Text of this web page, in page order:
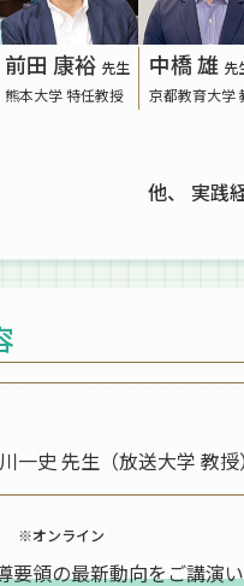
前田 康裕 先生
熊本大学 特任教授
中橋 雄 先
京都教育大学
他、 実践
一史 先生（放送大学 教授）
※オンライン
要領の最新動向をご講演